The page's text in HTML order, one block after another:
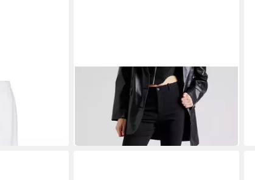
und mit
FREEQUENT
Stoffhose SOLVEJ (1-tlg) Plain/ohne
44,90 € 49,90 €